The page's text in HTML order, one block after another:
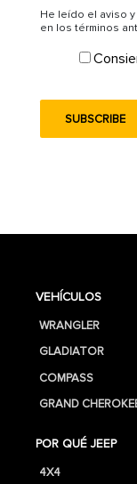
He leído el aviso y
en los términos
VEHÍCULOS
WRANGLER
GLADIATOR
COMPASS
GRAND
POR QUÉ JEEP
4X4